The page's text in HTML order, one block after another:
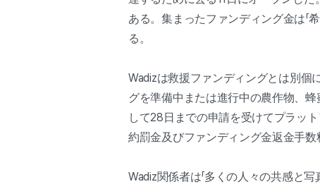
ある。集まったファンディング金は「
る。
Wadizは救援ファンディングとは別個
グを準備中または進行中の農作物、
して28日までの申請を受けてプラッ
約罰金及びファンディング金返金手数
Wadiz関係者は「多くの人々の共感と